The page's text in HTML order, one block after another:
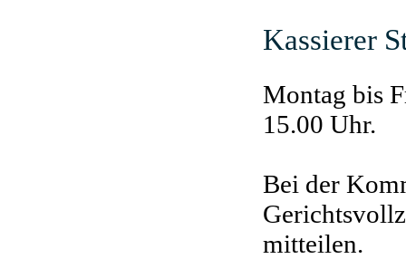
Kassierer
Montag bis
15.00 Uhr.
Bei der
mitteilen.